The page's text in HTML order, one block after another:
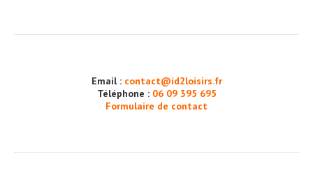
Email : contact@id2loisirs.fr
Téléphone : 06 09 395 695
Formulaire de contact